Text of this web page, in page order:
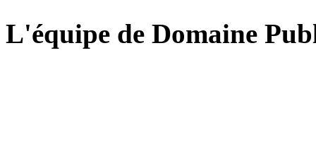
L'équipe de Domaine